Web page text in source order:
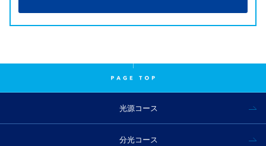
ハイパースペクトルカメラ事例｜工業分野
近赤外分光でプラスティック選別
光源コース
分光コース